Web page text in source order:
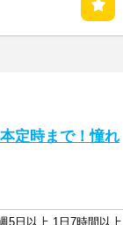
定時まで！憧れ
5日以上 1日7時間以上